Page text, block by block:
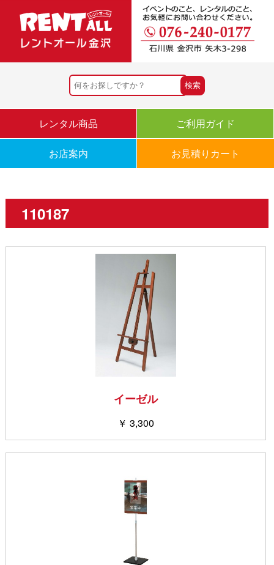
レンタル商品 ご利用ガイド
お店案内 お見積りカート
110187
イーゼル
￥ 3,300